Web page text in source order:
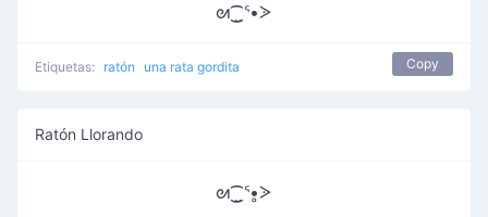
ᘛ⁐̤ᕐ•ᐷ
Etiquetas: ratón una rata gordita Copy
Ratón Llorando
ᘛ⁐̤ᕐ•̥ᐷ